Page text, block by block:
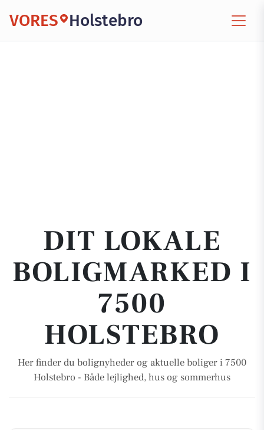
VORES Holstebro
DIT LOKALE
BOLIGMARKED I
7500
HOLSTEBRO
Her finder du bolignyheder og aktuelle boliger i 7500
Holstebro - Både lejlighed, hus og sommerhus